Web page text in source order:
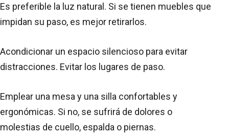
Es preferible la luz natural. Si se tienen muebles que
impidan su paso, es mejor retirarlos.
Acondicionar un espacio silencioso para evitar
distracciones. Evitar los lugares de paso.
Emplear una mesa y una silla confortables y
ergonómicas. Si no, se sufrirá de dolores o
molestias de cuello, espalda o piernas.